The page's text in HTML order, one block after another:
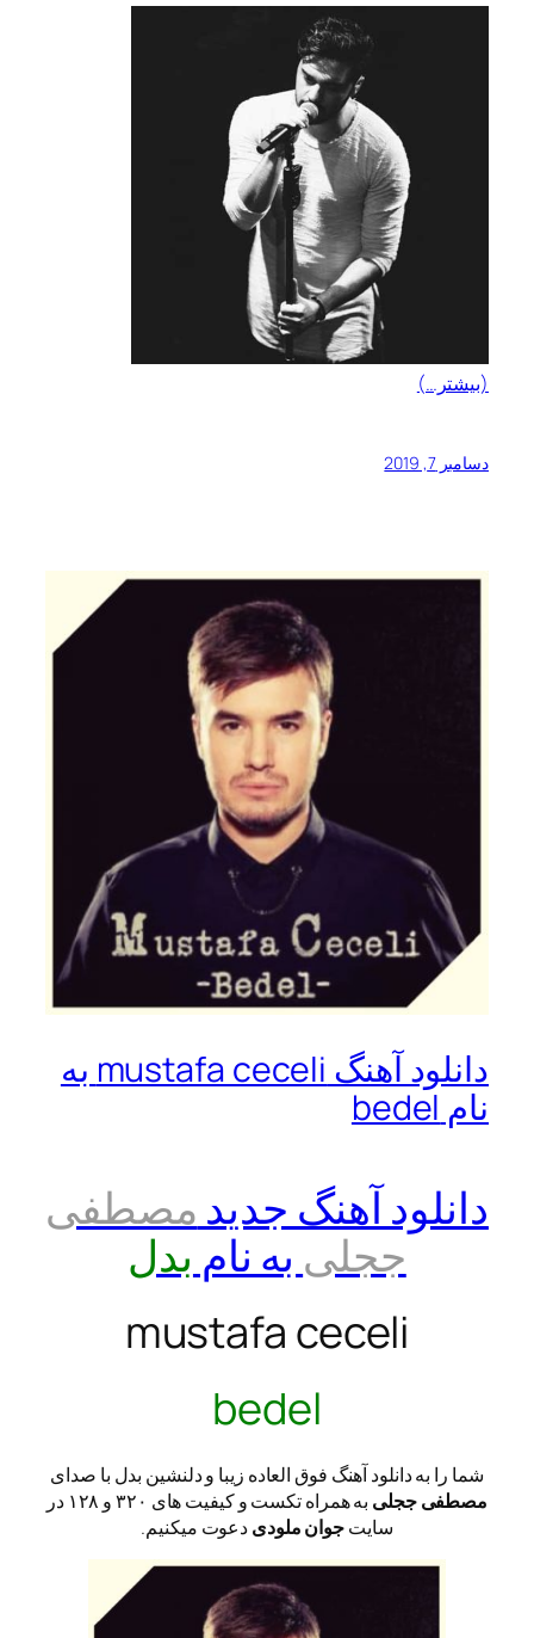
(بیشتر…)
دسامبر 7, 2019
دانلود آهنگ mustafa ceceli به
نام bedel
دانلود آهنگ جدید مصطفی
ججلی به نام بدل
mustafa ceceli
bedel
شما را به دانلود آهنگ فوق العاده زیبا و دلنشین بدل با صدای
مصطفی ججلی
به همراه تکست و کیفیت های ۳۲۰ و ۱۲۸ در
سایتجوان ملودیدعوت میکنیم.